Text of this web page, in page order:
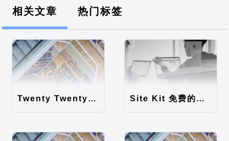
相关文章 热门标签
Twenty Twenty-Five 免费的WordPress内容主题 Site Kit 免费的WordPress数据统计插件